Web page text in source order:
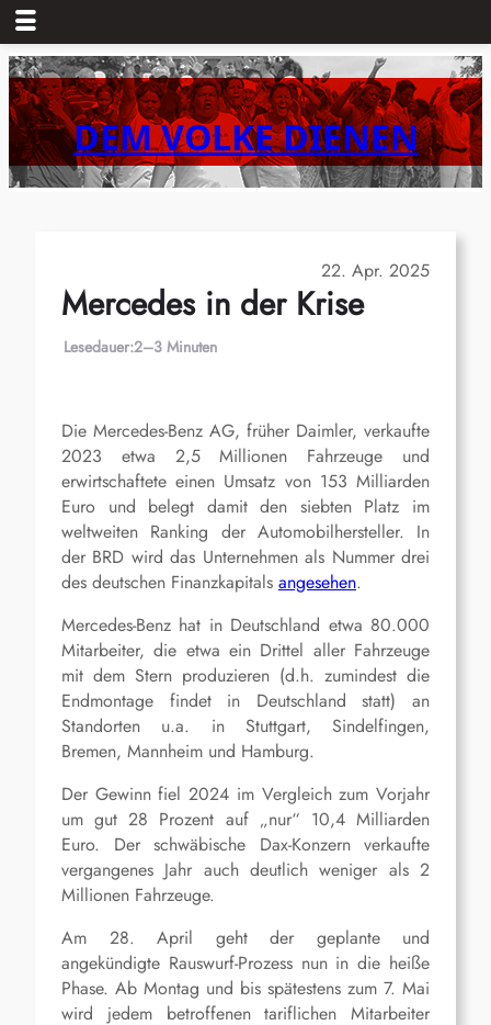
Zum
Inhalt
springenDEM VOLKE DIENEN
22. Apr. 2025
Mercedes in der Krise
Lesedauer:2–3 Minuten
Die Mercedes-Benz AG, früher Daimler, verkaufte
2023 etwa 2,5 Millionen Fahrzeuge und
erwirtschaftete einen Umsatz von 153 Milliarden
Euro und belegt damit den siebten Platz im
weltweiten Ranking der Automobilhersteller. In
der BRD wird das Unternehmen als Nummer drei
des deutschen Finanzkapitals angesehen.
Mercedes-Benz hat in Deutschland etwa 80.000
Mitarbeiter, die etwa ein Drittel aller Fahrzeuge
mit dem Stern produzieren (d.h. zumindest die
Endmontage findet in Deutschland statt) an
Standorten u.a. in Stuttgart, Sindelfingen,
Bremen, Mannheim und Hamburg.
Der Gewinn fiel 2024 im Vergleich zum Vorjahr
um gut 28 Prozent auf „nur“ 10,4 Milliarden
Euro. Der schwäbische Dax-Konzern verkaufte
vergangenes Jahr auch deutlich weniger als 2
Millionen Fahrzeuge.
Am 28. April geht der geplante und
angekündigte Rauswurf-Prozess nun in die heiße
Phase. Ab Montag und bis spätestens zum 7. Mai
wird jedem betroffenen tariflichen Mitarbeiter